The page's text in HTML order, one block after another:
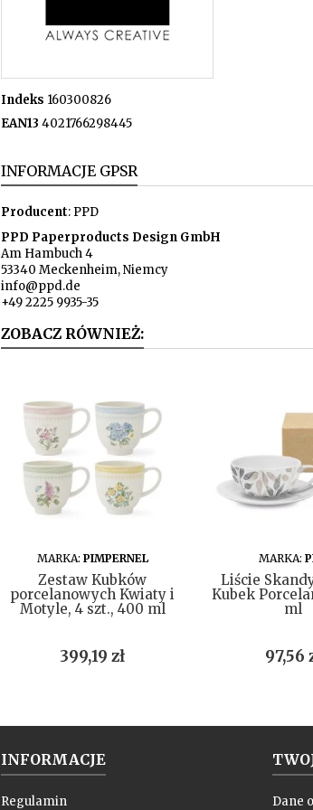
Indeks 160300826
EAN13 4021766298445
INFORMACJE GPSR
Producent: PPD
PPD Paperproducts Design GmbH
Am Hambuch 4
53340 Meckenheim, Niemcy
info@ppd.de
+49 2225 9935-35
ZOBACZ RÓWNIEŻ:
DO KOSZYKA
MARKA: PIMPERNEL
Zestaw Kubków
porcelanowych Kwiaty i
Motyle, 4 szt., 400 ml
Cena
399,19 zł
DO
MARKA:
Liście
Kubek
ml
Cena
97,56
INFORMACJE
Regulamin Dane